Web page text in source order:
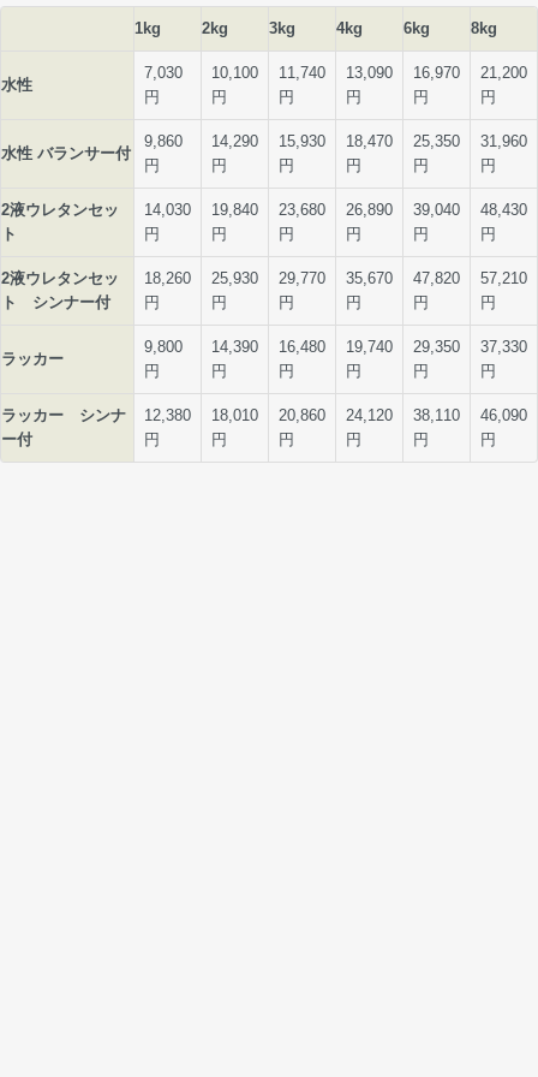
1kg 2kg 3kg 4kg 6kg 8kg
水性
7,030
円
10,100
円
11,740
円
13,090
円
16,970
円
21,200
円
水性 バランサー付
9,860
円
14,290
円
15,930
円
18,470
円
25,350
円
31,960
円
2液ウレタンセッ
ト
14,030
円
19,840
円
23,680
円
26,890
円
39,040
円
48,430
円
2液ウレタンセッ
ト シンナー付
18,260
円
25,930
円
29,770
円
35,670
円
47,820
円
57,210
円
ラッカー
9,800
円
14,390
円
16,480
円
19,740
円
29,350
円
37,330
円
ラッカー シンナ
ー付
12,380
円
18,010
円
20,860
円
24,120
円
38,110
円
46,090
円